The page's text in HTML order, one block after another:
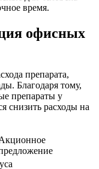
время.
офисных
препарата,
Благодаря тому,
препараты у
снизить расходы на